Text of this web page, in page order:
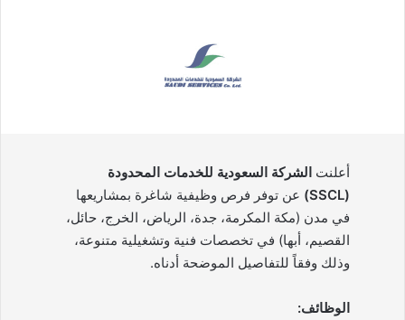
أعلنت الشركة السعودية للخدمات المحدودة
(SSCL)
عن توفر فرص وظيفية شاغرة بمشاريعها
في مدن (مكة المكرمة، جدة، الرياض، الخرج، حائل،
القصيم، أبها) في تخصصات فنية وتشغيلية متنوعة،
وذلك وفقاً للتفاصيل الموضحة أدناه.
الوظائف: